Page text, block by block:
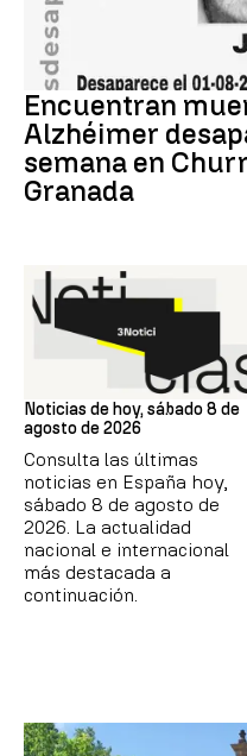
granada
Encuentran
Alzhéimer
semana en
Granada
Noticias de hoy, sábado 8 de
agosto de 2026
Consulta las últimas
noticias en España hoy,
sábado 8 de agosto de
2026. La actualidad
nacional e internacional
más destacada a
continuación.